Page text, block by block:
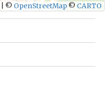
© OpenStreetMap © CARTO